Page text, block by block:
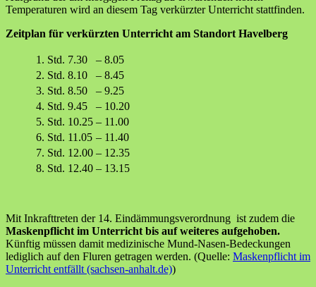
Temperaturen wird an diesem Tag verkürzter Unterricht stattfinden.
Zeitplan für verkürzten Unterricht am Standort Havelberg
1. Std. 7.30 – 8.05
2. Std. 8.10 – 8.45
3. Std. 8.50 – 9.25
4. Std. 9.45 – 10.20
5. Std. 10.25 – 11.00
6. Std. 11.05 – 11.40
7. Std. 12.00 – 12.35
8. Std. 12.40 – 13.15
Mit Inkrafttreten der 14. Eindämmungsverordnung ist zudem die
Maskenpflicht im Unterricht bis auf weiteres aufgehoben.
Künftig müssen damit medizinische Mund-​Nasen-Bedeckungen
lediglich auf den Fluren getragen werden. (Quelle: Maskenpflicht im
Unterricht entfällt (sachsen-anhalt.de))